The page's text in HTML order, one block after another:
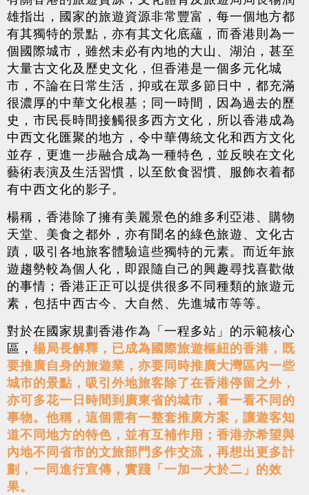
雄指出，國家的旅遊資源非常豐富，每一個地方都
有其獨特的景點，亦有其文化底蘊，而香港則為一
個國際城市，雖然未必有內地的大山、湖泊，甚至
大量古文化及歷史文化，但香港是一個多元化城
市，不論在日常生活，抑或在眾多節日中，都充滿
很濃厚的中華文化根基；同一時間，因為過去的歷
史，市民長時間接觸很多西方文化，所以香港成為
中西文化匯聚的地方，令中華傳統文化和西方文化
並存，更進一步融合成為一種特色，並反映在文化
藝術表演及生活習慣，以至飲食習慣、服飾衣着都
有中西文化的影子。
楊稱，香港除了擁有美麗景色的維多利亞港、購物
天堂、美食之都外，亦有聞名的綠色旅遊、文化古
蹟，吸引各地旅客體驗這些獨特的元素。而近年旅
遊趨勢較為個人化，即跟隨自己的興趣尋找喜歡做
的事情；香港正正可以提供很多不同種類的旅遊元
素，包括中西古今、大自然、先進城市等等。
對於在國家規劃香港作為「一程多站」的示範核心
區， 楊局長解釋，已成為國際旅遊樞紐的香港，既
要推廣自身的旅遊業，亦要同時推廣大灣區內一些
城市的景點，吸引外地旅客除了在香港停留之外，
亦可多花一日時間到廣東省的城市，看一看不同的
事物。他稱，這個需有一整套推廣方案，讓遊客知
道不同地方的特色，並有互補作用；香港亦希望與
內地不同省市的文旅部門多作交流，再想出更多計
劃，一同進行宣傳，實踐「一加一大於二」的效
果。